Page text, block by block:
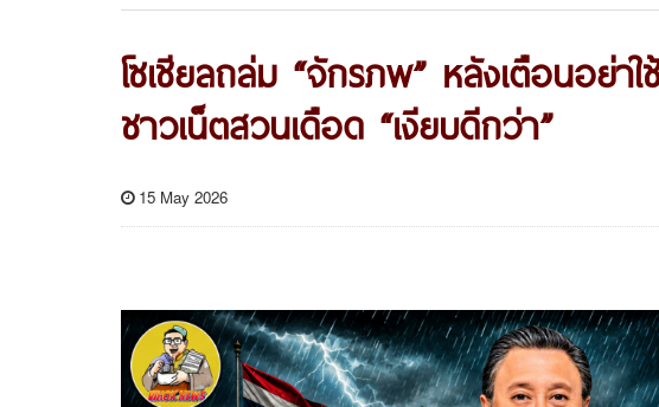
โซเชียลถล่ม “จักรภพ” หลังเตือนอย่า
ชาวเน็ตสวนเดือด “เงียบดีกว่า”
15 May 2026